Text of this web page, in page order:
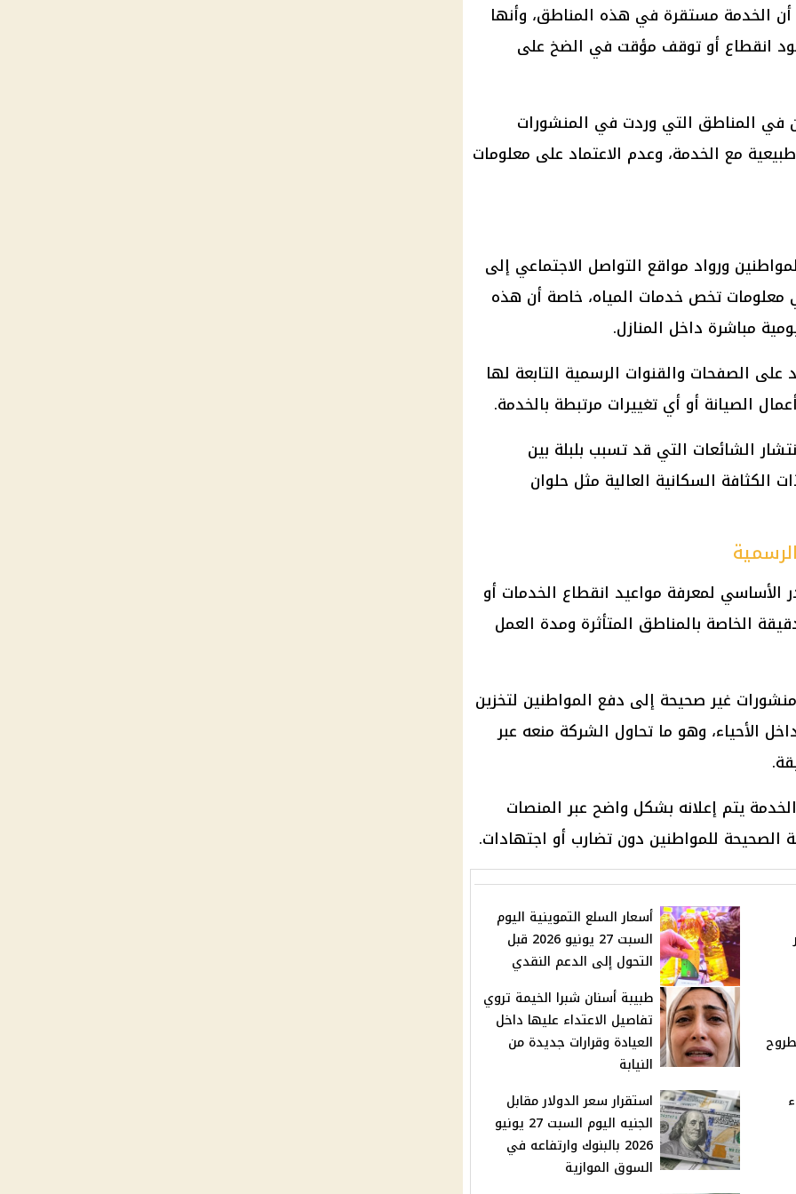
الخدمة مستقرة في هذه المناطق، وأنها
انقطاع أو توقف مؤقت في الضخ على
في المناطق التي وردت في المنشورات
مع الخدمة، وعدم الاعتماد على معلومات
ورواد مواقع التواصل الاجتماعي إلى
معلومات تخص خدمات المياه، خاصة أن هذه
مباشرة داخل المنازل.
على الصفحات والقنوات الرسمية التابعة لها
الصيانة أو أي تغييرات مرتبطة بالخدمة.
الشائعات التي قد تسبب بلبلة بين
الكثافة السكانية العالية مثل حلوان
الأساسي لمعرفة مواعيد انقطاع الخدمات أو
الخاصة بالمناطق المتأثرة ومدة العمل
غير صحيحة إلى دفع المواطنين لتخزين
الأحياء، وهو ما تحاول الشركة منعه عبر
يتم إعلانه بشكل واضح عبر المنصات
الصحيحة للمواطنين دون تضارب أو اجتهادات.
أسعار السلع التموينية اليوم
السبت 27 يونيو 2026 قبل
التحول إلى الدعم النقدي
طبيبة أسنان شبرا الخيمة تروي
تفاصيل الاعتداء عليها داخل
العيادة وقرارات جديدة من
النيابة
استقرار سعر الدولار مقابل
الجنيه اليوم السبت 27 يونيو
2026 بالبنوك وارتفاعه في
السوق الموازية